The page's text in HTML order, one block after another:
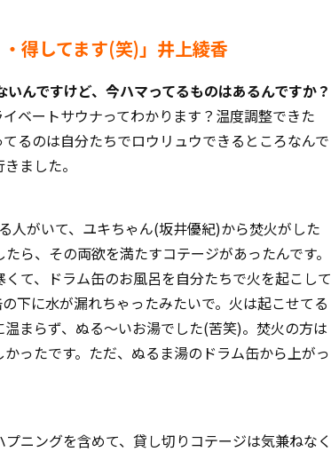
得してます(笑)」 井上綾香
んですけど、今ハマってるものはあるんですか？
ベートサウナってわかります？温度調整できた
るのは自分たちでロウリュウできるところなんで
ました。
人がいて、ユキちゃん(坂井優紀)から焚火がした
ら、その両欲を満たすコテージがあったんです。
て、ドラム缶のお風呂を自分たちで火を起こして
下に水が漏れちゃったみたいで。火は起こせてる
まらず、ぬる～いお湯でした(苦笑)。焚火の方は
ったです。ただ、ぬるま湯のドラム缶から上がっ
ニングを含めて、貸し切りコテージは気兼ねなく